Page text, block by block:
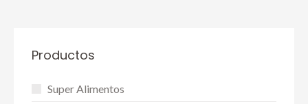
Productos
Super Alimentos